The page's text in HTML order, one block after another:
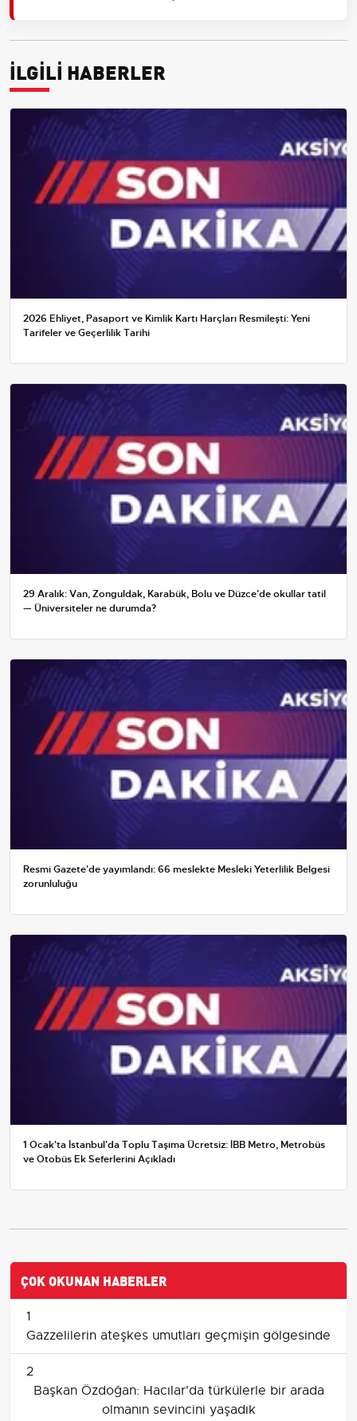
İLGİLİ HABERLER
2026 Ehliyet, Pasaport ve Kimlik Kartı Harçları Resmileşti: Yeni
Tarifeler ve Geçerlilik Tarihi
29 Aralık: Van, Zonguldak, Karabük, Bolu ve Düzce'de okullar tatil
— Üniversiteler ne durumda?
Resmi Gazete'de yayımlandı: 66 meslekte Mesleki Yeterlilik Belgesi
zorunluluğu
1 Ocak'ta İstanbul'da Toplu Taşıma Ücretsiz: İBB Metro, Metrobüs
ve Otobüs Ek Seferlerini Açıkladı
ÇOK OKUNAN HABERLER
1
Gazzelilerin ateşkes umutları geçmişin gölgesinde
2
Başkan Özdoğan: Hacılar'da türkülerle bir arada
olmanın sevincini yaşadık